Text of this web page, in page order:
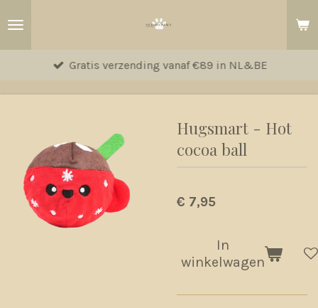
hoofdinhoud
Gratis verzending vanaf €89 in NL&BE
Hugsmart - Hot
cocoa ball
€ 7,95
In
winkelwagen